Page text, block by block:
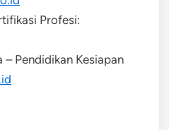
Profesi:
– Pendidikan Kesiapan